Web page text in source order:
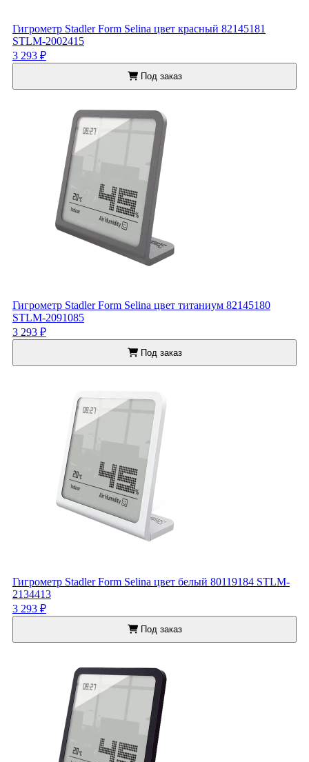
Гигрометр Stadler Form Selina цвет красный 82145181
STLM-2002415
3 293 ₽
Под заказ
Гигрометр Stadler Form Selina цвет титаниум 82145180
STLM-2091085
3 293 ₽
Под заказ
Гигрометр Stadler Form Selina цвет белый 80119184 STLM-
2134413
3 293 ₽
Под заказ